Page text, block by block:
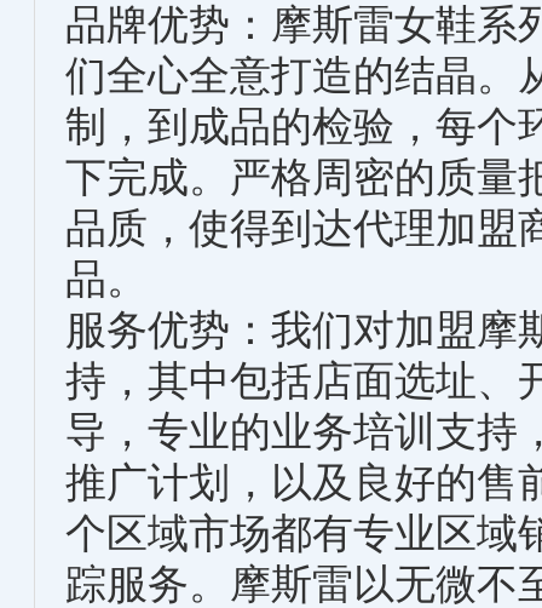
品牌优势：摩斯雷女鞋系
们全心全意打造的结晶。
制，到成品的检验，每个
下完成。严格周密的质量
品质，使得到达代理加盟
品。
服务优势：我们对加盟摩
持，其中包括店面选址、
导，专业的业务培训支持
推广计划，以及良好的售
个区域市场都有专业区域
踪服务。摩斯雷以无微不